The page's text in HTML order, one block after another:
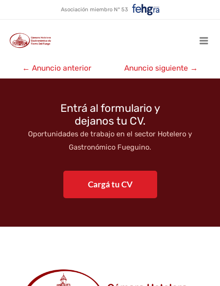
contenido
Asociación miembro N° 53
Hotel Albatros ★★★★
Navegación
de
← Anuncio anterior Anuncio siguiente →
Entrá al formulario y
dejanos tu CV.
Oportunidades de trabajo en el sector Hotelero y
Gastronómico Fueguino.
Cargá tu CV